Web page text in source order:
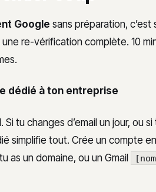
Google sans préparation,
re-vérification complète. 10
dédié à ton entreprise
Si tu changes d’email un jour, ou
simplifie tout. Crée un compte en
as un domaine, ou un Gmail